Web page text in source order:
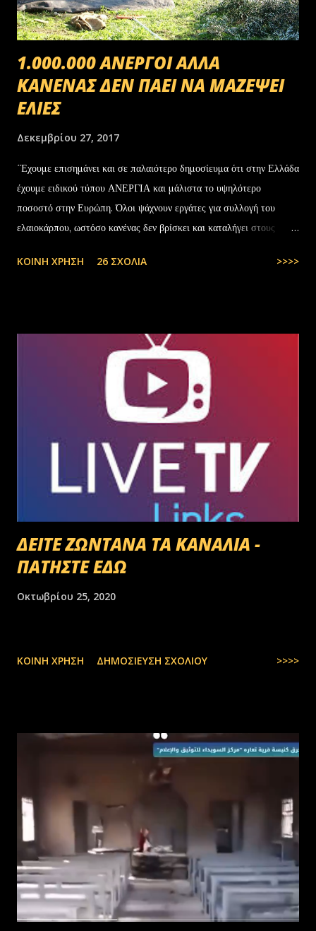
1.000.000 ΑΝΕΡΓΟΙ ΑΛΛΑ
ΚΑΝΕΝΑΣ ΔΕΝ ΠΑΕΙ ΝΑ ΜΑΖΕΨΕΙ
ΕΛΙΕΣ
Δεκεμβρίου 27, 2017
΄Έχουμε επισημάνει και σε παλαιότερο δημοσίευμα ότι στην Ελλάδα
έχουμε ειδικού τύπου ΑΝΕΡΓΙΑ και μάλιστα το υψηλότερο
ποσοστό στην Ευρώπη. Όλοι ψάχνουν εργάτες για συλλογή του
ελαιοκάρπου, ωστόσο κανένας δεν βρίσκει και καταλήγει στους
στην Ελλάδα, πάλι δεν μας φτάνουν. Στην Ελλάδα του 1.000.000
ΚΟΙΝΉ ΧΡΉΣΗ 26 ΣΧΌΛΙΑ >>>>
ΔΕΙΤΕ ΖΩΝΤΑΝΑ ΤΑ ΚΑΝΑΛΙΑ -
ΠΑΤΗΣΤΕ ΕΔΩ
Οκτωβρίου 25, 2020
ΚΟΙΝΉ ΧΡΉΣΗ ΔΗΜΟΣΊΕΥΣΗ ΣΧΟΛΊΟΥ >>>>